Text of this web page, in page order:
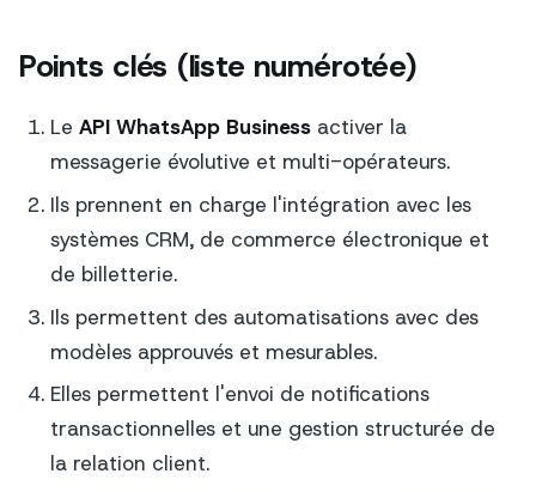
Points clés (liste numérotée)
Le API WhatsApp Businessactiver la
messagerie évolutive et multi-opérateurs.
Ils prennent en charge l'intégration avec les
systèmes CRM, de commerce électronique et
de billetterie.
Ils permettent des automatisations avec des
modèles approuvés et mesurables.
Elles permettent l'envoi de notifications
transactionnelles et une gestion structurée de
la relation client.